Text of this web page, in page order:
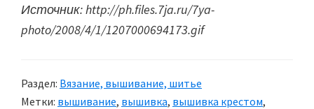
Источник: http://ph.files.7ja.ru/7ya-
photo/2008/4/1/1207000694173.gif
Раздел: Вязание, вышивание, шитье
Метки: вышивание, вышивка, вышивка крестом,